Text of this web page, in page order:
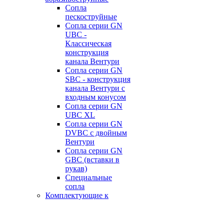
Сопла
пескоструйные
Сопла серии GN
UBC -
Классическая
конструкция
канала Вентури
Сопла серии GN
SBC - конструкция
канала Вентури c
входным конусом
Сопла серии GN
UBC XL
Сопла серии GN
DVBC с двойным
Вентури
Сопла серии GN
GBC (вставки в
рукав)
Специальные
сопла
Комплектующие к